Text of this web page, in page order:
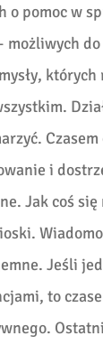
o pomoc w
możliwych
których
i
Jak coś się
Jeśli
to